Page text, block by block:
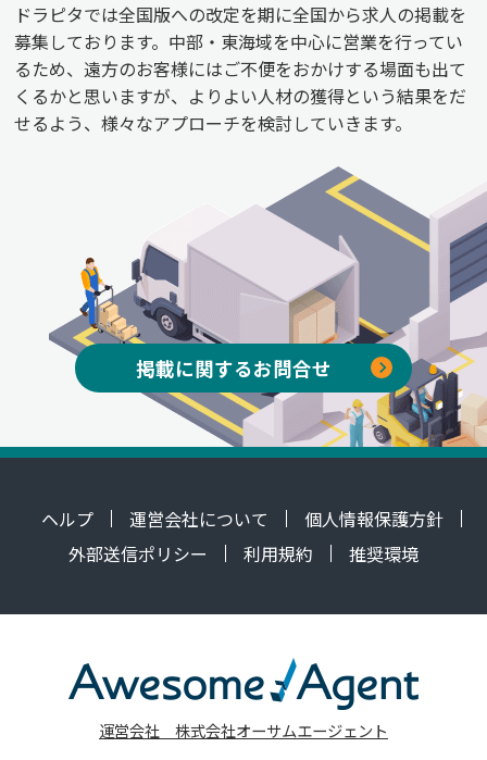
ドラピタでは全国版への改定を期に全国から求人の掲載を
募集しております。中部・東海域を中心に営業を行ってい
るため、遠方のお客様にはご不便をおかけする場面も出て
くるかと思いますが、よりよい人材の獲得という結果をだ
せるよう、様々なアプローチを検討していきます。
掲載に関するお問合せ
ヘルプ 運営会社について
個人情報保護方針
外部送信ポリシー
利用規約 推奨環境
運営会社 株式会社オーサムエージェント